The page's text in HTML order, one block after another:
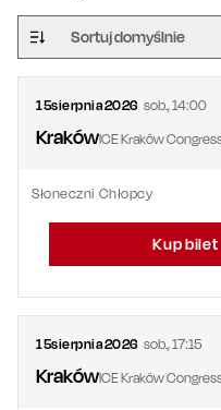
Sortuj domyślnie
15sierpnia2026 sob.,14:00
KrakówICE Kraków
Słoneczni Chłopcy
Kup bilet
15sierpnia2026 sob.,17:15
KrakówICE Kraków